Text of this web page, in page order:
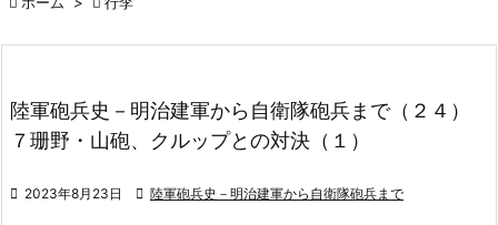
検索
陸軍砲兵史－明治建軍から自衛隊砲兵まで（２４）
７珊野・山砲、クルップとの対決（１）
 2023年8月23日  陸軍砲兵史－明治建軍から自衛隊砲兵まで